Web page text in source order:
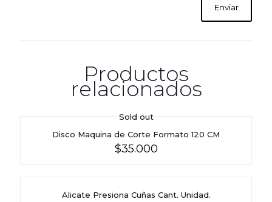
Productos
relacionados
Sold out
Disco Maquina de Corte Formato 120 CM
$35.000
Alicate Presiona Cuñas Cant. Unidad.